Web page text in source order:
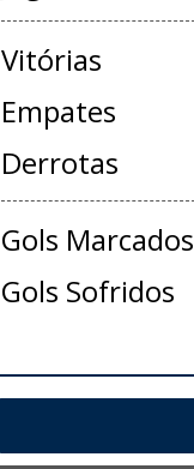
Vitórias
Empates
Derrotas
Gols Marcados
Gols Sofridos